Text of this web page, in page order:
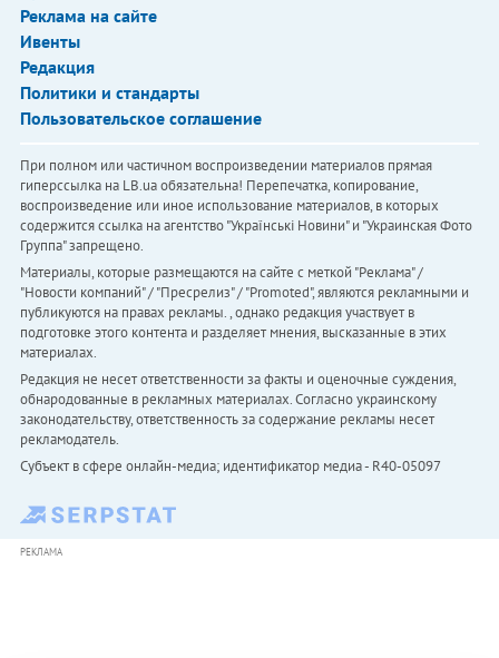
Реклама на сайте
Ивенты
Редакция
Политики и стандарты
Пользовательское соглашение
При полном или частичном воспроизведении материалов прямая
гиперссылка на LB.ua обязательна! Перепечатка, копирование,
воспроизведение или иное использование материалов, в которых
содержится ссылка на агентство "Українськi Новини" и "Украинская Фото
Группа" запрещено.
Материалы, которые размещаются на сайте с меткой "Реклама" /
"Новости компаний" / "Пресрелиз" / "Promoted", являются рекламными и
публикуются на правах рекламы. , однако редакция участвует в
подготовке этого контента и разделяет мнения, высказанные в этих
материалах.
Редакция не несет ответственности за факты и оценочные суждения,
обнародованные в рекламных материалах. Согласно украинскому
законодательству, ответственность за содержание рекламы несет
рекламодатель.
Субъект в сфере онлайн-медиа; идентификатор медиа - R40-05097
РЕКЛАМА